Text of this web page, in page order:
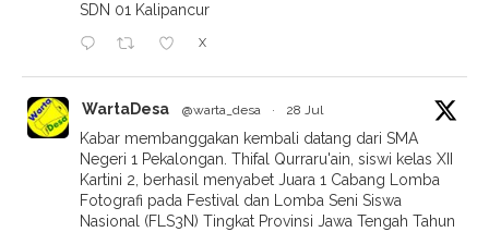
SDN 01 Kalipancur
X
WartaDesa @warta_desa · 28 Jul
Kabar membanggakan kembali datang dari SMA
Negeri 1 Pekalongan. Thifal Qurraru'ain, siswi kelas XII
Kartini 2, berhasil menyabet Juara 1 Cabang Lomba
Fotografi pada Festival dan Lomba Seni Siswa
Nasional (FLS3N) Tingkat Provinsi Jawa Tengah Tahun